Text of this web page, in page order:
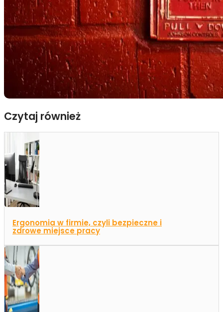
Czytaj również
Ergonomia w firmie, czyli bezpieczne i
zdrowe miejsce pracy